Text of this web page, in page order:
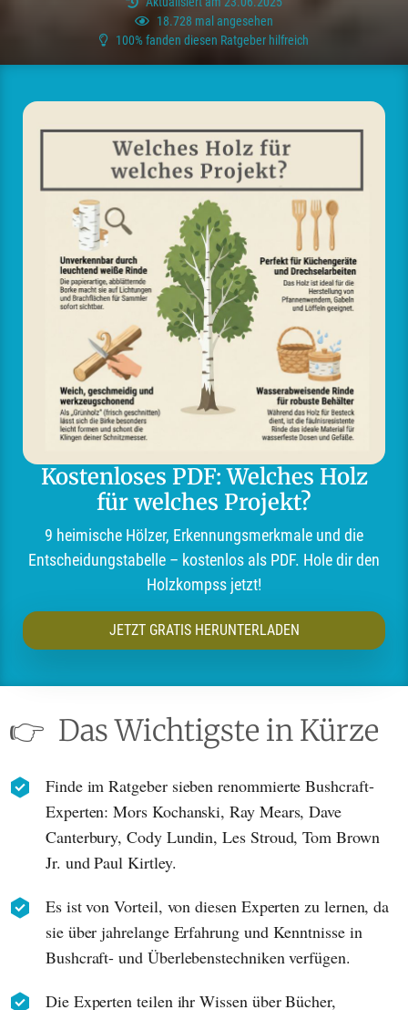
18.728 mal angesehen
100% fanden diesen Ratgeber hilfreich
Kostenloses PDF: Welches Holz
für welches Projekt?
9 heimische Hölzer, Erkennungsmerkmale und die
Entscheidungstabelle – kostenlos als PDF. Hole dir den
Holzkompss jetzt!
JETZT GRATIS HERUNTERLADEN
👉 Das Wichtigste in Kürze
Finde im Ratgeber sieben renommierte Bushcraft-
Experten: Mors Kochanski, Ray Mears, Dave
Canterbury, Cody Lundin, Les Stroud, Tom Brown
Jr. und Paul Kirtley.
Es ist von Vorteil, von diesen Experten zu lernen, da
sie über jahrelange Erfahrung und Kenntnisse in
Bushcraft- und Überlebenstechniken verfügen.
Die Experten teilen ihr Wissen über Bücher,